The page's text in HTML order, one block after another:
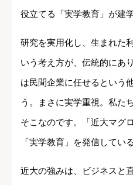
役立てる「実学教育」が建
研究を実用化し、生まれた
いう考え方が、伝統的にあ
は民間企業に任せるという
う。まさに実学重視。私た
そこなのです。「近大マグ
「実学教育」を発信してい
近大の強みは、ビジネスと